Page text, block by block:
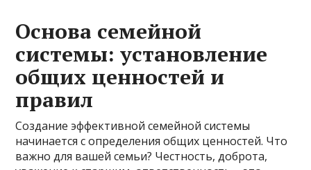
Основа семейной
системы: установление
общих ценностей и
правил
Создание эффективной семейной системы
начинается с определения общих ценностей. Что
важно для вашей семьи? Честность, доброта,